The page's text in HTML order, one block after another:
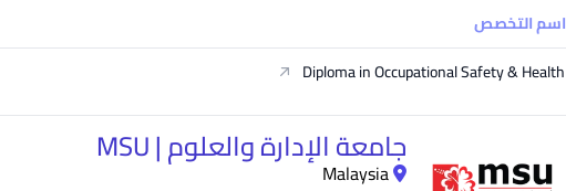
اسم التخصص
Diploma in Occupational Safety & Health
جامعة الإدارة والعلوم | MSU
Malaysia